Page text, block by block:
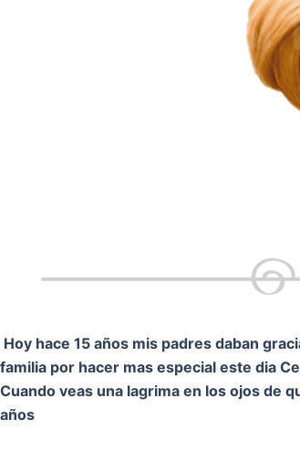
Hoy hace 15 años mis padres daban
familia por hacer mas especial este dia
Cuando veas una lagrima en los ojos de
años